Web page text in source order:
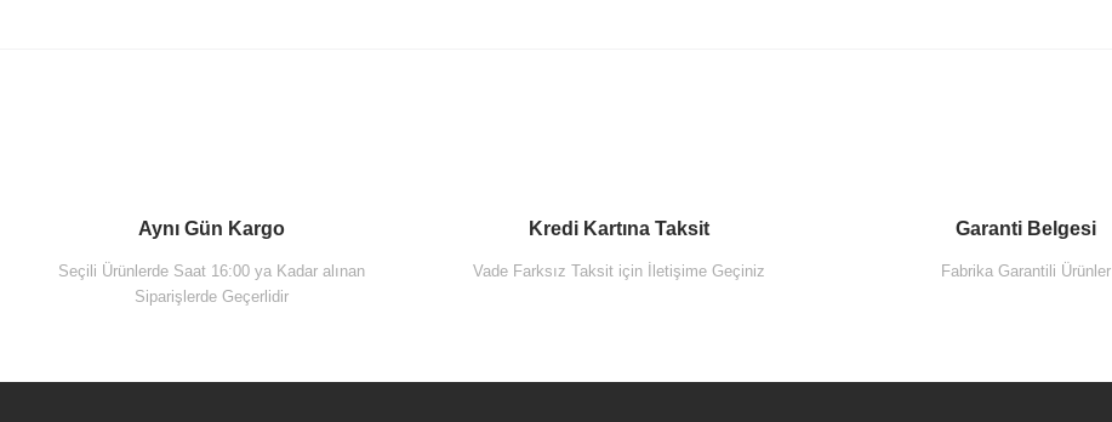
Aynı Gün Kargo
Seçili Ürünlerde Saat 16:00 ya Kadar alınan
Siparişlerde Geçerlidir
Kredi Kartına Taksit
Vade Farksız Taksit için İletişime Geçiniz
Garanti Belgesi
Fabrika Garantili Ürünler